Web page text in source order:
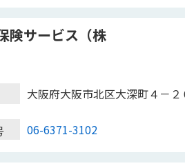
険サービス（株
大阪府大阪市北区大深町４－
06-6371-3102